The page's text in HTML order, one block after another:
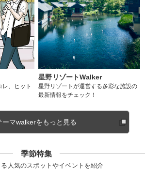
、ヒット
星野リゾートWalker
星野リゾートが運営する多彩な施設の
最新情報をチェック！
ーマwalkerをもっと見る
季節特集
人気のスポットやイベントを紹介